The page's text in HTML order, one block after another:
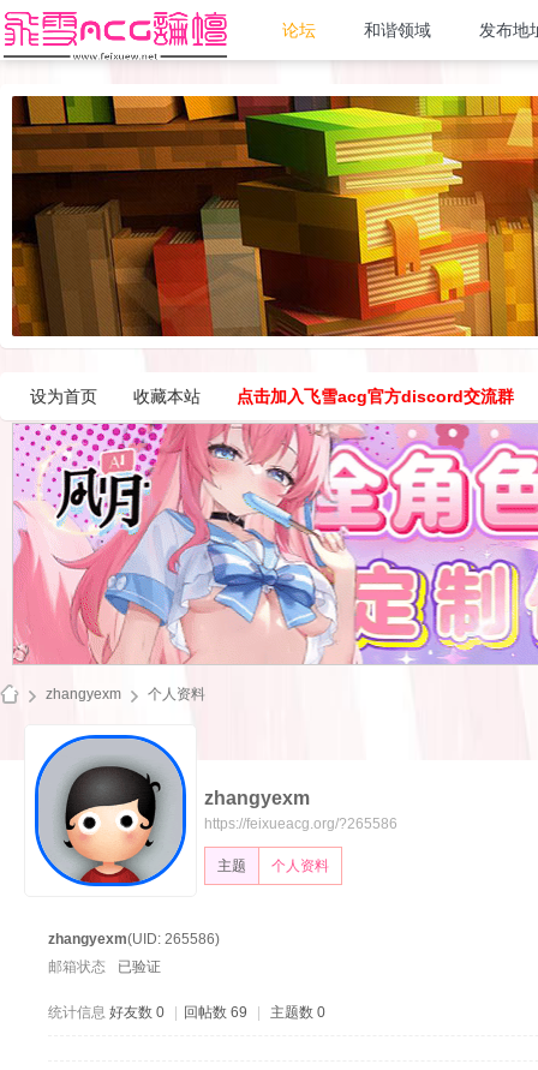
论坛 和谐领域 发布地
设为首页 收藏本站 点击加入飞雪acg官方discord交流群
zhangyexm 个人资料
zhangyexm
https://feixueacg.org/?265586
主题 个人资料
zhangyexm(UID: 265586)
邮箱状态
已验证
统计信息 好友数 0 回帖数 69 主题数 0